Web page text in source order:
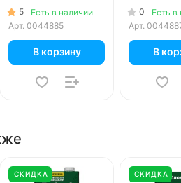
литра, стекло, 12
шт. в уп.
5
Есть в наличии
Арт. 0044885
В корзину
стекло,
0
Есть в
Арт.
В
СКИДКА СКИДКА